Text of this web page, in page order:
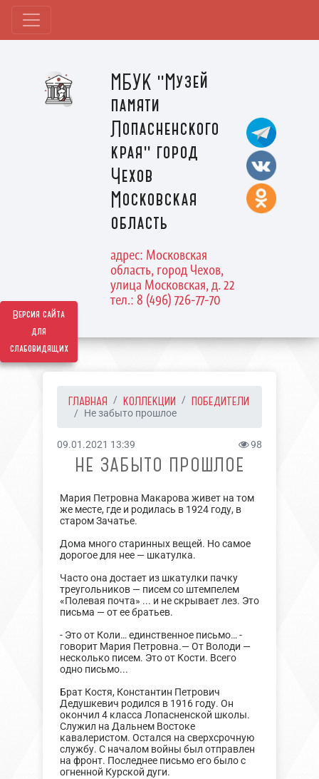
Версия сайта
для
слабовидящих
МБУК "Музей
памяти
Лопасненского
края" город
Чехов
Московская
область
адрес: Московская
область, город Чехов,
улица Московская, д. 22
тел.: 8 (496) 726-77-70
ГЛАВНАЯ КОЛЛЕКЦИИ ПОБЕДИТЕЛИ
Не забыто прошлое
09.01.2021 13:39 98
НЕ ЗАБЫТО ПРОШЛОЕ
Мария Петровна Макарова живет на том
же месте, где и родилась в 1924 году, в
старом Зачатье.
Дома много старинных вещей. Но самое
дорогое для нее — шкатулка.
Часто она достает из шкатулки пачку
треугольников — писем со штемпелем
«Полевая почта» ... и не скрывает лез. Это
письма — от ее братьев.
- Это от Коли… единственное письмо… -
говорит Мария Петровна.— От Володи —
несколько писем. Это от Кости. Всего
одно письмо...
Брат Костя, Константин Петрович
Дедушкевич родился в 1916 году. Он
окончил 4 класса Лопасненской школы.
Служил на Дальнем Востоке
кавалеристом. Остался на сверхсрочную
службу. С началом войны был отправлен
на фронт. Последнее письмо его было с
огненной Курской дуги.